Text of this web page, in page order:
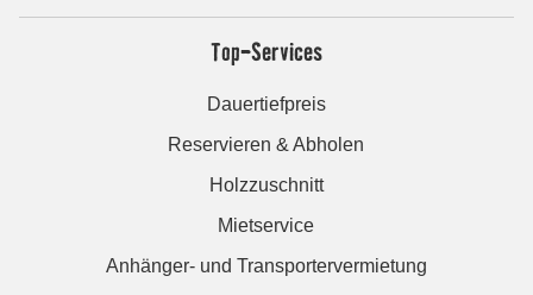
Top-Services
Dauertiefpreis
Reservieren & Abholen
Holzzuschnitt
Mietservice
Anhänger- und Transportervermietung